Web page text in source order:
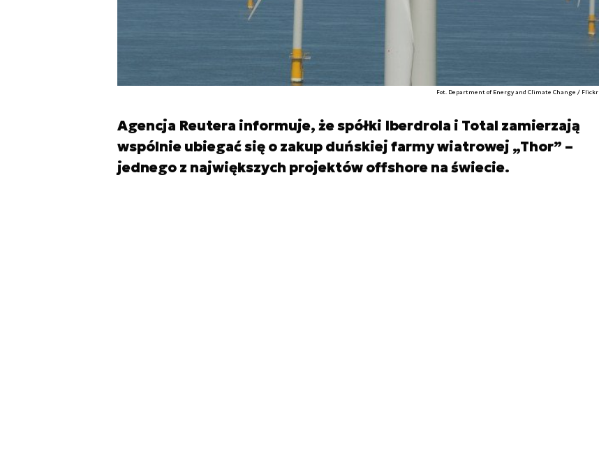
Fot. Department of Energy and Climate Change / Flickr
Agencja Reutera informuje, że spółki Iberdrola i Total zamierzają
wspólnie ubiegać się o zakup duńskiej farmy wiatrowej „Thor” –
jednego z największych projektów offshore na świecie.